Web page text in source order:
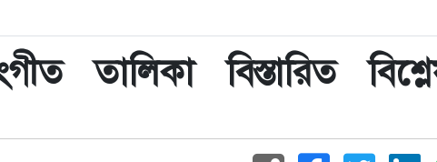
তালিকা বিস্তারিত